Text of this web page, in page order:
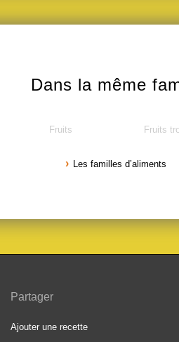
Dans la même
Fruits Fruits
Les familles d’aliments
Partager
Ajouter une recette